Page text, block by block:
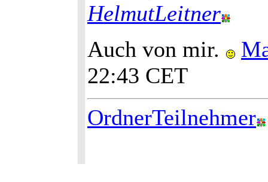
HelmutLeitner
Auch von mir.
22:43 CET
OrdnerTeilnehmer